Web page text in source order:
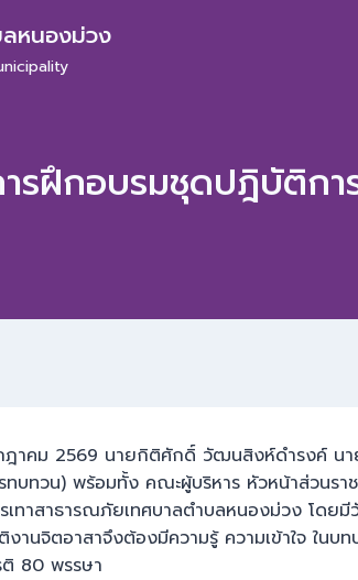
หนองม่วง
ารฝึกอบรมชุดปฎิบัติก
าคม 2569 นายกิติศักดิ์ วัฒนสิงห์ดำรงค์ นา
บทวน) พร้อมทั้ง คณะผู้บริหาร หัวหน้าส่วนรา
เทาสาธารณภัยเทศบาลตำบลหนองม่วง โดย
านจิตอาสาจึงต้องมีความรู้ ความเข้าใจ ใน
ติ 80 พรรษา